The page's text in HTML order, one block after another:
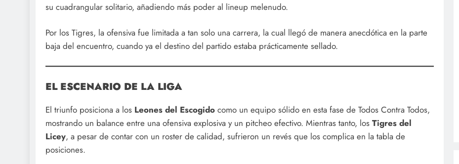
su cuadrangular solitario, añadiendo más poder al lineup melenudo.
Por los Tigres, la ofensiva fue limitada a tan solo una carrera, la cual llegó de manera anecdótica en la parte
baja del encuentro, cuando ya el destino del partido estaba prácticamente sellado.
EL ESCENARIO DE LA LIGA
El triunfo posiciona a los Leones del Escogido como un equipo sólido en esta fase de Todos Contra Todos,
mostrando un balance entre una ofensiva explosiva y un pitcheo efectivo. Mientras tanto, los Tigres del
Licey, a pesar de contar con un roster de calidad, sufrieron un revés que los complica en la tabla de
posiciones.